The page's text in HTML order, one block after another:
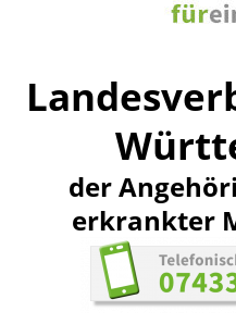
der
erkrankter